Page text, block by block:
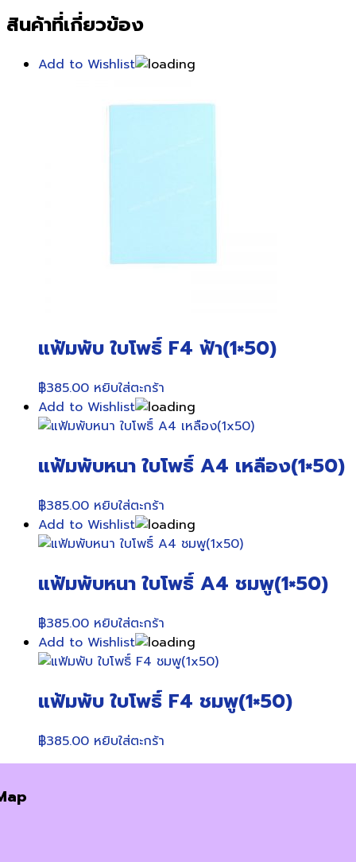
สินค้าที่เกี่ยวข้อง
Add to Wishlist
แฟ้มพับ ใบโพธิ์ F4 ฟ้า(1×50)
฿385.00 หยิบใส่ตะกร้า
Add to Wishlist
แฟ้มพับหนา ใบโพธิ์ A4 เหลือง(1×50)
฿385.00 หยิบใส่ตะกร้า
Add to Wishlist
แฟ้มพับหนา ใบโพธิ์ A4 ชมพู(1×50)
฿385.00 หยิบใส่ตะกร้า
Add to Wishlist
แฟ้มพับ ใบโพธิ์ F4 ชมพู(1×50)
฿385.00 หยิบใส่ตะกร้า